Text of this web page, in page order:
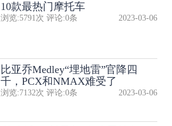
10款最热门摩托车
浏览:5791次 评论:0条 2023-03-06
比亚乔Medley“埋地雷”官降四
千，PCX和NMAX难受了
浏览:7132次 评论:0条 2023-03-06